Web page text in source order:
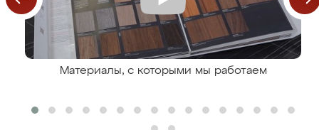
Материалы, с которыми мы работаем